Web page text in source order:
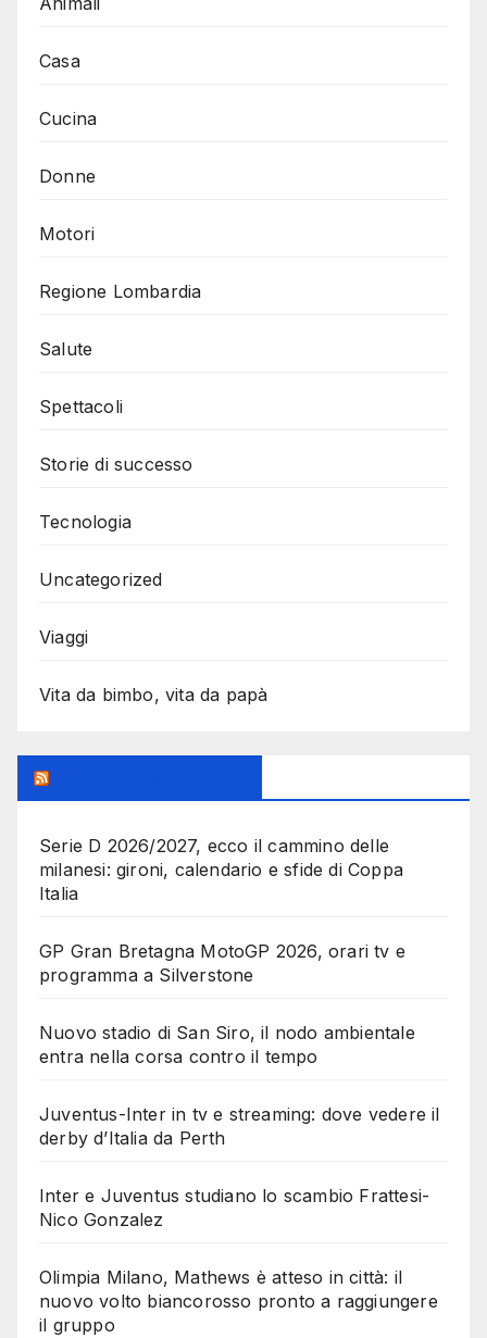
Casa
Cucina
Donne
Motori
Regione Lombardia
Salute
Spettacoli
Storie di successo
Tecnologia
Uncategorized
Viaggi
Vita da bimbo, vita da papà
Serie D 2026/2027, ecco il cammino delle
milanesi: gironi, calendario e sfide di Coppa
Italia
GP Gran Bretagna MotoGP 2026, orari tv e
programma a Silverstone
Nuovo stadio di San Siro, il nodo ambientale
entra nella corsa contro il tempo
Juventus-Inter in tv e streaming: dove vedere il
derby d’Italia da Perth
Inter e Juventus studiano lo scambio Frattesi-
Nico Gonzalez
Olimpia Milano, Mathews è atteso in città: il
nuovo volto biancorosso pronto a raggiungere
il gruppo